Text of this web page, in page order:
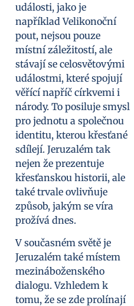
události, jako je
například Velikonoční
pout, nejsou pouze
místní záležitostí, ale
stávají se celosvětovými
událostmi, které spojují
věřící napříč církvemi i
národy. To posiluje smysl
pro jednotu a společnou
identitu, kterou křesťané
sdílejí. Jeruzalém tak
nejen že prezentuje
křesťanskou historii, ale
také trvale ovlivňuje
způsob, jakým se víra
prožívá dnes.
V současném světě je
Jeruzalém také místem
mezináboženského
dialogu. Vzhledem k
tomu, že se zde prolínají